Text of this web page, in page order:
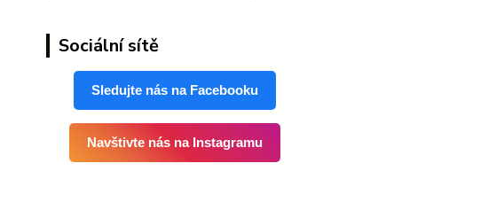
Sociální sítě
Sledujte nás na Facebooku
Navštivte nás na Instagramu